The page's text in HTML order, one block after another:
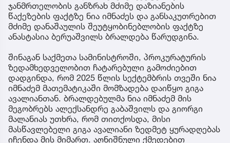
ჯანმრთელობის განზრახ მძიმე დაზიანების
წაქეზების ფაქტზე ნია იმნაძეს და განსაკუთრებით
მძიმე დანაშაულის შეუტყობინებლობის ფაქტზე
ანასტასია ბერუაშვილს ბრალდება წარუდგინა.
შინაგან საქმეთა სამინისტროში, პროკურატურის
ზედამხედველობით ჩატარებული გამოძიებით
დადგინდა, რომ 2025 წლის სექტემბრის თვეში ნია
იმნაძემ მათემატიკაში მომზადება დაიწყო გიგა
ავალიანთან. ბრალდებულმა ნია იმნაძემ მის
მეგობრებს ალექსანდრე გაბაშვილს და გიორგი
მალანიას უთხრა, რომ თითქოსდა, მისი
მასწავლებელი გიგა ავალიანი ზედმეტ ყურადღებას
იჩენდა მის მიმართ. აღნიშნული ქმედებით